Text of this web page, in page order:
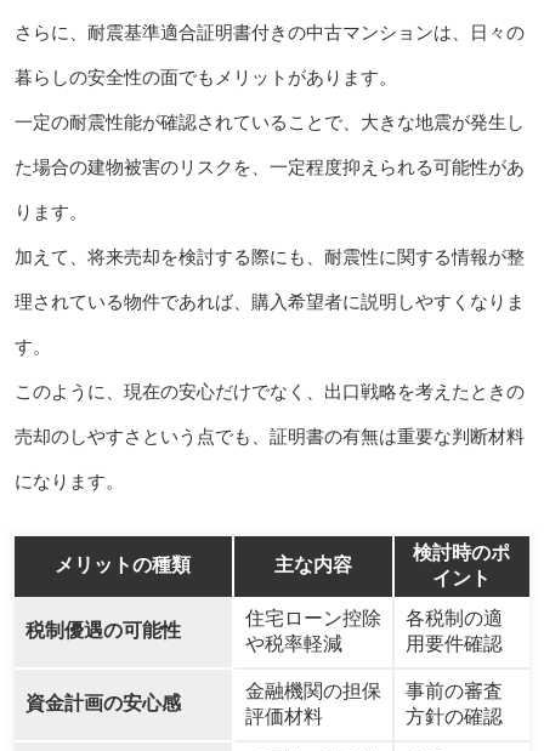
さらに、耐震基準適合証明書付きの中古マンションは、日々の
暮らしの安全性の面でもメリットがあります。
一定の耐震性能が確認されていることで、大きな地震が発生し
た場合の建物被害のリスクを、一定程度抑えられる可能性があ
ります。
加えて、将来売却を検討する際にも、耐震性に関する情報が整
理されている物件であれば、購入希望者に説明しやすくなりま
す。
このように、現在の安心だけでなく、出口戦略を考えたときの
売却のしやすさという点でも、証明書の有無は重要な判断材料
になります。
メリットの種類 主な内容
検討時のポ
イント
税制優遇の可能性
住宅ローン控除
や税率軽減
各税制の適
用要件確認
資金計画の安心感
金融機関の担保
評価材料
事前の審査
方針の確認